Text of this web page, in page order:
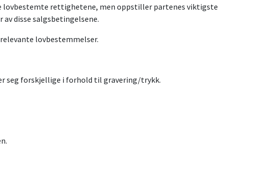
lovbestemte rettighetene, men oppstiller partenes viktigste
disse salgsbetingelsene.
lovbestemmelser.
seg forskjellige i forhold til gravering/trykk.